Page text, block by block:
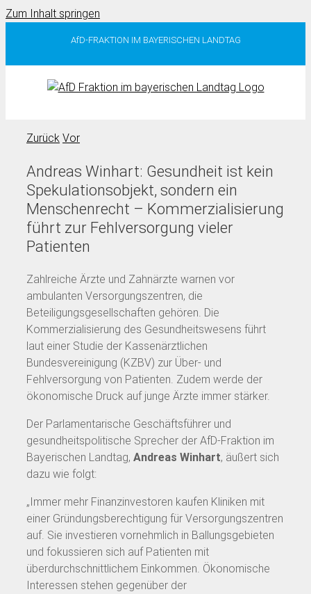
Zum Inhalt springen
AfD-FRAKTION IM BAYERISCHEN LANDTAG
Zurück Vor
Andreas Winhart: Gesundheit ist kein
Spekulationsobjekt, sondern ein
Menschenrecht – Kommerzialisierung
führt zur Fehlversorgung vieler
Patienten
Zahlreiche Ärzte und Zahnärzte warnen vor
ambulanten Versorgungszentren, die
Beteiligungsgesellschaften gehören. Die
Kommerzialisierung des Gesundheitswesens führt
laut einer Studie der Kassenärztlichen
Bundesvereinigung (KZBV) zur Über- und
Fehlversorgung von Patienten. Zudem werde der
ökonomische Druck auf junge Ärzte immer stärker.
Der Parlamentarische Geschäftsführer und
gesundheitspolitische Sprecher der AfD-Fraktion im
Bayerischen Landtag, Andreas Winhart, äußert sich
dazu wie folgt:
„Immer mehr Finanzinvestoren kaufen Kliniken mit
einer Gründungsberechtigung für Versorgungszentren
auf. Sie investieren vornehmlich in Ballungsgebieten
und fokussieren sich auf Patienten mit
überdurchschnittlichem Einkommen. Ökonomische
Interessen stehen gegenüber der